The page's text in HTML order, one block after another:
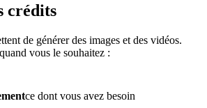
crédits
de générer des images et des vidéos.
vous le souhaitez :
ce dont vous avez besoin